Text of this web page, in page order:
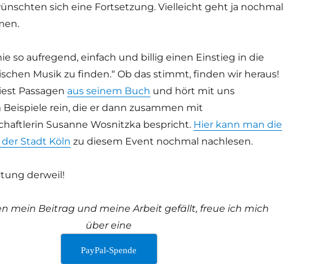
sich eine Fortsetzung. Vielleicht geht ja nochmal
so aufregend, einfach und billig einen Einstieg in die
Musik zu finden.“ Ob das stimmt, finden wir heraus!
Passagen aus seinem Buch und hört mit uns
rein, die er dann zusammen mit
Susanne Wosnitzka bespricht. Hier kann man die
Stadt Köln zu diesem Event nochmal nachlesen.
derweil!
mein Beitrag und meine Arbeit gefällt, freue ich mich
über eine
PayPal-Spende